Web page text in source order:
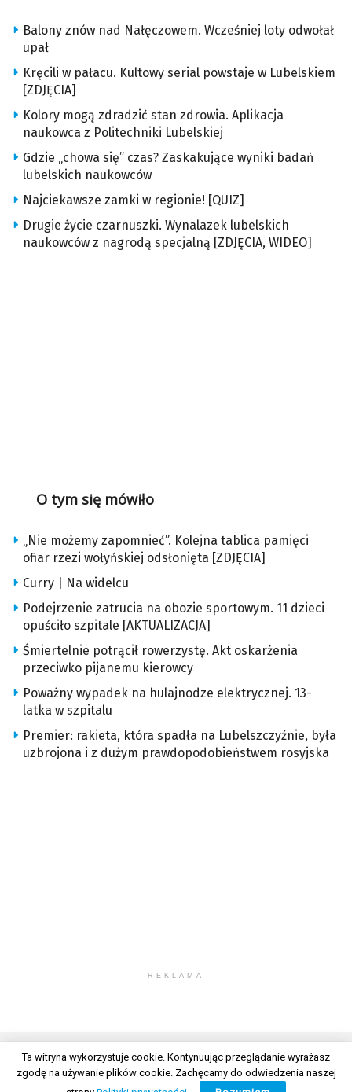
Balony znów nad Nałęczowem. Wcześniej loty odwołał
upał
Kręcili w pałacu. Kultowy serial powstaje w Lubelskiem
[ZDJĘCIA]
Kolory mogą zdradzić stan zdrowia. Aplikacja
naukowca z Politechniki Lubelskiej
Gdzie „chowa się” czas? Zaskakujące wyniki badań
lubelskich naukowców
Najciekawsze zamki w regionie! [QUIZ]
Drugie życie czarnuszki. Wynalazek lubelskich
naukowców z nagrodą specjalną [ZDJĘCIA, WIDEO]
O tym się mówiło
„Nie możemy zapomnieć”. Kolejna tablica pamięci
ofiar rzezi wołyńskiej odsłonięta [ZDJĘCIA]
Curry | Na widelcu
Podejrzenie zatrucia na obozie sportowym. 11 dzieci
opuściło szpitale [AKTUALIZACJA]
Śmiertelnie potrącił rowerzystę. Akt oskarżenia
przeciwko pijanemu kierowcy
Poważny wypadek na hulajnodze elektrycznej. 13-
latka w szpitalu
Premier: rakieta, która spadła na Lubelszczyźnie, była
uzbrojona i z dużym prawdopodobieństwem rosyjska
REKLAMA
© 2026 Wszelkie prawa zastrzeżone. Radio Lublin S.A. w likwidacji
Ta witryna wykorzystuje cookie. Kontynuując przeglądanie wyrażasz
zgodę na używanie plików cookie. Zachęcamy do odwiedzenia naszej